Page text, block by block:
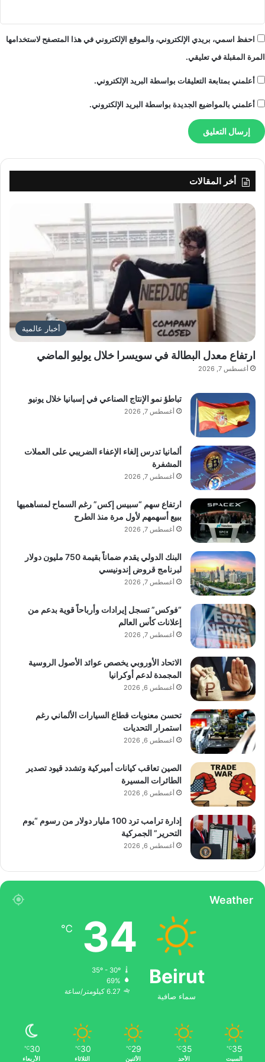
"
احفظ اسمي، بريدي الإلكتروني، والموقع الإلكتروني في هذا المتصفح لاستخدامها
المرة المقبلة في تعليقي.
أعلمني بمتابعة التعليقات بواسطة البريد الإلكتروني.
أعلمني بالمواضيع الجديدة بواسطة البريد الإلكتروني.
أخر المقالات
أخبار عالمية
ارتفاع معدل البطالة في سويسرا خلال يوليو الماضي
أغسطس 7, 2026
تباطؤ نمو الإنتاج الصناعي في إسبانيا خلال يونيو
أغسطس 7, 2026
ألمانيا تدرس إلغاء الإعفاء الضريبي على العملات
المشفرة
أغسطس 7, 2026
ارتفاع سهم “سبيس إكس” رغم السماح لمساهميها
ببيع أسهمهم لأول مرة منذ الطرح
أغسطس 7, 2026
البنك الدولي يقدم ضماناً بقيمة 750 مليون دولار
لبرنامج قروض إندونيسي
أغسطس 7, 2026
“فوكس” تسجل إيرادات وأرباحاً قوية بدعم من
إعلانات كأس العالم
أغسطس 7, 2026
الاتحاد الأوروبي يخصص عوائد الأصول الروسية
المجمدة لدعم أوكرانيا
أغسطس 6, 2026
تحسن معنويات قطاع السيارات الألماني رغم
استمرار التحديات
أغسطس 6, 2026
الصين تعاقب كيانات أميركية وتشدد قيود تصدير
الطائرات المسيرة
أغسطس 6, 2026
إدارة ترامب ترد 100 مليار دولار من رسوم “يوم
التحرير” الجمركية
أغسطس 6, 2026
Weather
Beirut
سماء صافية
34
℃
35º - 30º
69%
6.27 كيلومتر/ساعة
35
℃
السبت
35
℃
الأحد
29
℃
الأثنين
30
℃
الثلاثاء
30
℃
الأربعاء